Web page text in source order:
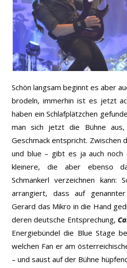
Schön langsam beginnt es aber
brodeln, immerhin ist es jetzt
haben ein Schlafplätzchen
man sich jetzt die Bühne aus,
Geschmack entspricht. Zwischen
und blue – gibt es ja auch noch
kleinere, die aber ebenso
Schmankerl verzeichnen
arrangiert, dass auf
Gerard das Mikro in die Hand
deren deutsche Entsprechung,
Energiebündel die Blue Stage
welchen Fan er am
– und saust auf der Bühne